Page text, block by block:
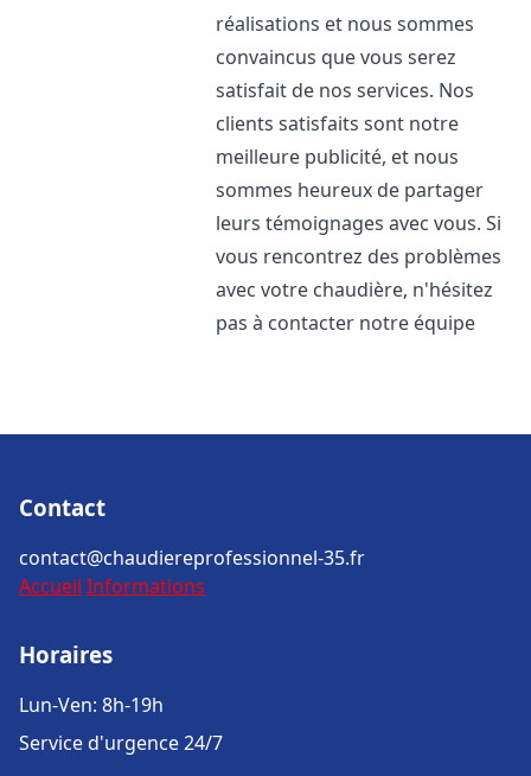
réalisations et nous sommes
convaincus que vous serez
satisfait de nos services. Nos
clients satisfaits sont notre
meilleure publicité, et nous
sommes heureux de partager
leurs témoignages avec vous. Si
vous rencontrez des problèmes
avec votre chaudière, n'hésitez
pas à contacter notre équipe
Contact
contact@chaudiereprofessionnel-35.fr
Accueil Informations
Horaires
Lun-Ven: 8h-19h
Service d'urgence 24/7